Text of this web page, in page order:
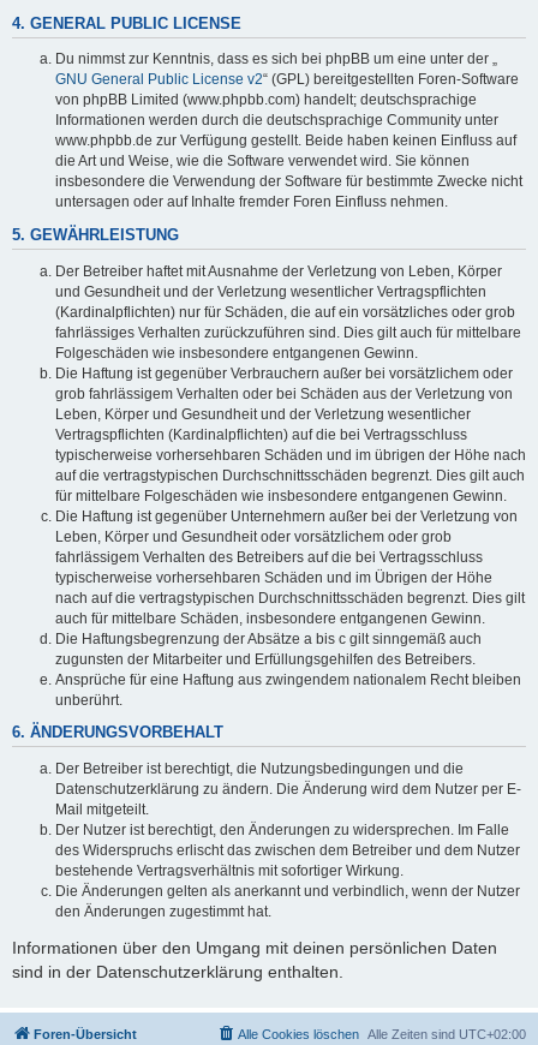
4. GENERAL PUBLIC LICENSE
Du nimmst zur Kenntnis, dass es sich bei phpBB um eine unter der „
GNU General Public License v2“ (GPL) bereitgestellten Foren-Software
von phpBB Limited (www.phpbb.com) handelt; deutschsprachige
Informationen werden durch die deutschsprachige Community unter
www.phpbb.de zur Verfügung gestellt. Beide haben keinen Einfluss auf
die Art und Weise, wie die Software verwendet wird. Sie können
insbesondere die Verwendung der Software für bestimmte Zwecke nicht
untersagen oder auf Inhalte fremder Foren Einfluss nehmen.
5. GEWÄHRLEISTUNG
Der Betreiber haftet mit Ausnahme der Verletzung von Leben, Körper
und Gesundheit und der Verletzung wesentlicher Vertragspflichten
(Kardinalpflichten) nur für Schäden, die auf ein vorsätzliches oder grob
fahrlässiges Verhalten zurückzuführen sind. Dies gilt auch für mittelbare
Folgeschäden wie insbesondere entgangenen Gewinn.
Die Haftung ist gegenüber Verbrauchern außer bei vorsätzlichem oder
grob fahrlässigem Verhalten oder bei Schäden aus der Verletzung von
Leben, Körper und Gesundheit und der Verletzung wesentlicher
Vertragspflichten (Kardinalpflichten) auf die bei Vertragsschluss
typischerweise vorhersehbaren Schäden und im übrigen der Höhe nach
auf die vertragstypischen Durchschnittsschäden begrenzt. Dies gilt auch
für mittelbare Folgeschäden wie insbesondere entgangenen Gewinn.
Die Haftung ist gegenüber Unternehmern außer bei der Verletzung von
Leben, Körper und Gesundheit oder vorsätzlichem oder grob
fahrlässigem Verhalten des Betreibers auf die bei Vertragsschluss
typischerweise vorhersehbaren Schäden und im Übrigen der Höhe
nach auf die vertragstypischen Durchschnittsschäden begrenzt. Dies gilt
auch für mittelbare Schäden, insbesondere entgangenen Gewinn.
Die Haftungsbegrenzung der Absätze a bis c gilt sinngemäß auch
zugunsten der Mitarbeiter und Erfüllungsgehilfen des Betreibers.
Ansprüche für eine Haftung aus zwingendem nationalem Recht bleiben
unberührt.
6. ÄNDERUNGSVORBEHALT
Der Betreiber ist berechtigt, die Nutzungsbedingungen und die
Datenschutzerklärung zu ändern. Die Änderung wird dem Nutzer per E-
Mail mitgeteilt.
Der Nutzer ist berechtigt, den Änderungen zu widersprechen. Im Falle
des Widerspruchs erlischt das zwischen dem Betreiber und dem Nutzer
bestehende Vertragsverhältnis mit sofortiger Wirkung.
Die Änderungen gelten als anerkannt und verbindlich, wenn der Nutzer
den Änderungen zugestimmt hat.
Informationen über den Umgang mit deinen persönlichen Daten
sind in der Datenschutzerklärung enthalten.
Foren-Übersicht Alle Zeiten sind UTC+02:00
Alle Cookies löschen